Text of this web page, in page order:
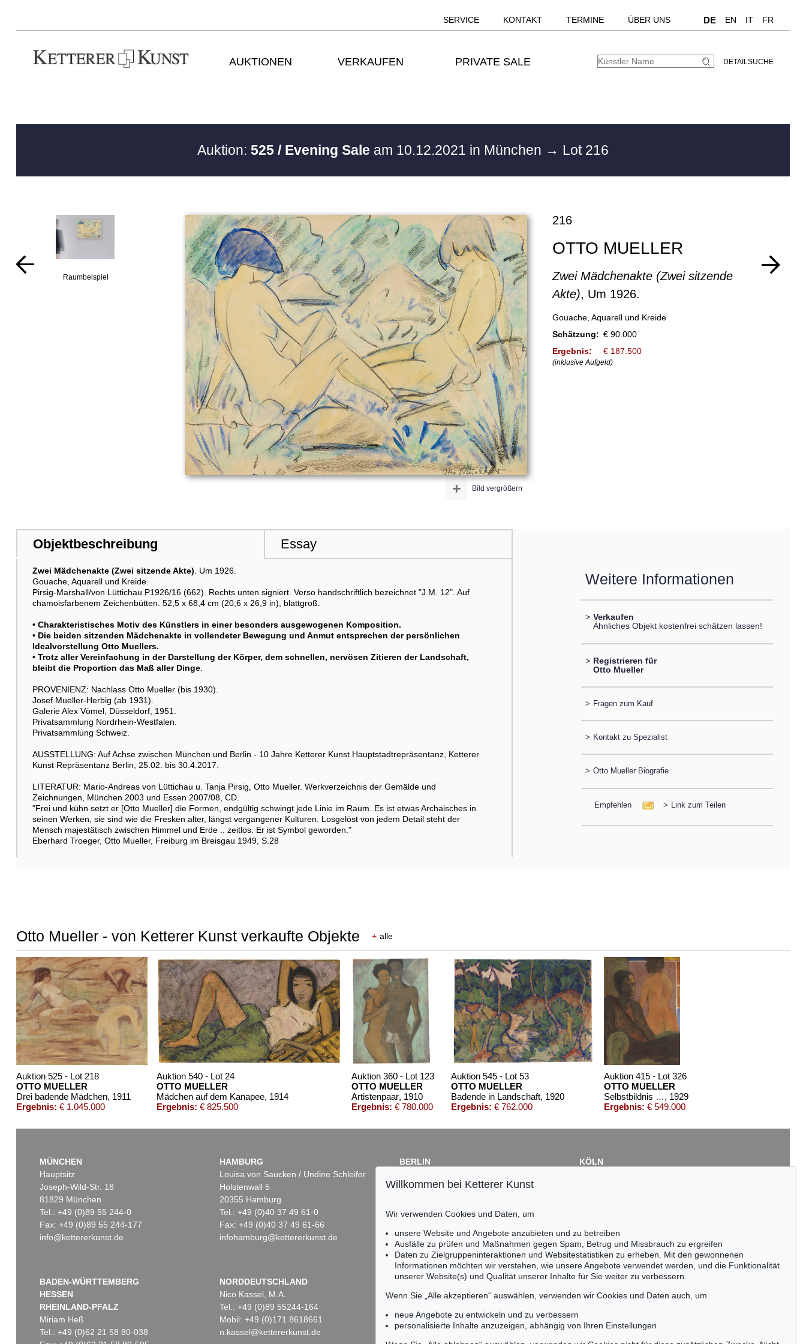
SERVICE KONTAKT TERMINE ÜBER UNS DE EN IT FR
AUKTIONEN VERKAUFEN PRIVATE SALE DETAILSUCHE
Auktion: 525 / Evening Sale am 10.12.2021 in München → Lot 216
Raumbeispiel
Bild vergrößern
+
216
OTTO MUELLER
Zwei Mädchenakte (Zwei sitzende
Akte), Um 1926.
Gouache, Aquarell und Kreide
Schätzung: € 90.000
Ergebnis:
€ 187.500
(inklusive Aufgeld)
Objektbeschreibung Essay
Zwei Mädchenakte (Zwei sitzende Akte) . Um 1926.
Gouache, Aquarell und Kreide.
Pirsig-Marshall/von Lüttichau P1926/16 (662). Rechts unten signiert. Verso handschriftlich bezeichnet "J.M. 12". Auf
chamoisfarbenem Zeichenbütten. 52,5 x 68,4 cm (20,6 x 26,9 in), blattgroß.
• Charakteristisches Motiv des Künstlers in einer besonders ausgewogenen Komposition.
• Die beiden sitzenden Mädchenakte in vollendeter Bewegung und Anmut entsprechen der persönlichen
Idealvorstellung Otto Muellers.
• Trotz aller Vereinfachung in der Darstellung der Körper, dem schnellen, nervösen Zitieren der Landschaft,
bleibt die Proportion das Maß aller Dinge.
PROVENIENZ: Nachlass Otto Mueller (bis 1930).
Josef Mueller-Herbig (ab 1931).
Galerie Alex Vömel, Düsseldorf, 1951.
Privatsammlung Nordrhein-Westfalen.
Privatsammlung Schweiz.
AUSSTELLUNG: Auf Achse zwischen München und Berlin - 10 Jahre Ketterer Kunst Hauptstadtrepräsentanz, Ketterer
Kunst Repräsentanz Berlin, 25.02. bis 30.4.2017.
LITERATUR: Mario-Andreas von Lüttichau u. Tanja Pirsig, Otto Mueller. Werkverzeichnis der Gemälde und
Zeichnungen, München 2003 und Essen 2007/08, CD.
"Frei und kühn setzt er [Otto Mueller] die Formen, endgültig schwingt jede Linie im Raum. Es ist etwas Archaisches in
seinen Werken, sie sind wie die Fresken alter, längst vergangener Kulturen. Losgelöst von jedem Detail steht der
Mensch majestätisch zwischen Himmel und Erde .. zeitlos. Er ist Symbol geworden."
Eberhard Troeger, Otto Mueller, Freiburg im Breisgau 1949, S.28
Weitere Informationen
> Verkaufen
Ähnliches Objekt kostenfrei schätzen lassen!
> Registrieren für
Otto Mueller
> Fragen zum Kauf
> Kontakt zu Spezialist
> Otto Mueller Biografie
Empfehlen > Link zum Teilen
Otto Mueller - von Ketterer Kunst verkaufte Objekte + alle
Auktion 525 - Lot 218
OTTO MUELLER
Drei badende Mädchen, 1911
Ergebnis: € 1.045.000
Auktion 540 - Lot 24
OTTO MUELLER
Mädchen auf dem Kanapee, 1914
Ergebnis: € 825.500
Auktion 360 - Lot 123
OTTO MUELLER
Artistenpaar, 1910
Ergebnis: € 780.000
Auktion 545 - Lot 53
OTTO MUELLER
Badende in Landschaft, 1920
Ergebnis: € 762.000
Auktion 415 - Lot 326
OTTO MUELLER
Selbstbildnis mit Rückenakt (im Hintergrund Elfriede Timm), 1929
Ergebnis: € 549.000
Auktion 227 - Lot 14
Auktion 432 - Lot 314
Auktion 315 - Lot 177
OTTO MUELLER
, 1925
Ergebnis:€ 354.000
Auktion 449 - Lot 210
OTTO MUELLER
Vier Badende (Stehende und liegende weibliche Akte, Badende, Vier lebensgroße Akte auf der Wiese)
, 1910
Ergebnis:€ 350.000
Auktion 285 - Lot 40
OTTO MUELLER
Tänzerin mit Schleier
Ergebnis:€ 322.000
MÜNCHEN
Hauptsitz
Joseph-Wild-Str. 18
81829 München
Tel.: +49 (0)89 55 244-0
Fax: +49 (0)89 55 244-177
info@kettererkunst.de
HAMBURG
Louisa von Saucken / Undine Schleifer
Holstenwall 5
20355 Hamburg
Tel.: +49 (0)40 37 49 61-0
Fax: +49 (0)40 37 49 61-66
infohamburg@kettererkunst.de
BERLIN
Fasanenstr. 70
Tel.: +49 (0)30 88 67 53-63
infoberlin@kettererkunst.de
KÖLN
BADEN-WÜRTTEMBERG
HESSEN
RHEINLAND-PFALZ
Miriam Heß
Tel.: +49 (0)62 21 58 80-038
NORDDEUTSCHLAND
Nico Kassel, M.A.
Tel.: +49 (0)89 55244-164
Mobil: +49 (0)171 8618661
n.kassel@kettererkunst.de
Keine Auktion mehr verpassen!
Wir informieren Sie rechtzeitig.
Willkommen bei Ketterer Kunst
Wir verwenden Cookies und Daten, um
unsere Website und Angebote anzubieten und zu betreiben
Ausfälle zu prüfen und Maßnahmen gegen Spam, Betrug und Missbrauch zu ergreifen
Daten zu Zielgruppeninteraktionen und Websitestatistiken zu erheben. Mit den gewonnenen
Informationen möchten wir verstehen, wie unsere Angebote verwendet werden, und die Funktionalität
unserer Website(s) und Qualität unserer Inhalte für Sie weiter zu verbessern.
Wenn Sie „Alle akzeptieren“ auswählen, verwenden wir Cookies und Daten auch, um
neue Angebote zu entwickeln und zu verbessern
personalisierte Inhalte anzuzeigen, abhängig von Ihren Einstellungen